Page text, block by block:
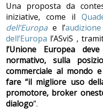
Una proposta da
iniziative, come il
dell’Europa e l’
dell’Europa l’ASviS ,
l’Unione Europea
normativo, sulla
commerciale al mondo
fare “il migliore uso
promotore, broker
dialogo”.